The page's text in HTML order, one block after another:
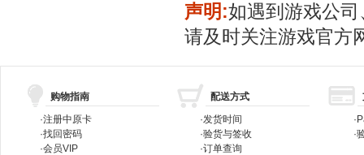
声明:如遇到游戏公
请及时关注游戏官方
购物指南
·注册中原卡
·找回密码
·会员VIP
配送方式
·发货时间
·验货与签收
·订单查询
·
·